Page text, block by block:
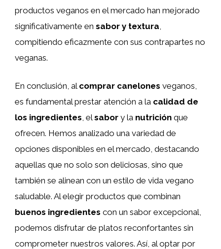
productos veganos en el mercado han mejorado
significativamente en sabor y textura
compitiendo eficazmente con sus contrapartes no
veganas.
En conclusión, al comprar canelones veganos,
es fundamental prestar atención a la calidad de
los ingredientes, elsabor y la nutrición que
ofrecen. Hemos analizado una variedad de
opciones disponibles en el mercado, destacando
aquellas que no solo son deliciosas, sino que
también se alinean con un estilo de vida vegano
saludable. Al elegir productos que combinan
buenos ingredientes con un sabor excepcional,
podemos disfrutar de platos reconfortantes sin
comprometer nuestros valores. Así, al optar por